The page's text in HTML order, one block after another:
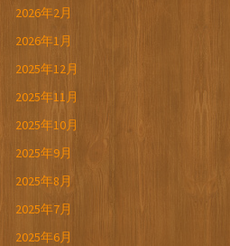
2026年2月
2026年1月
2025年12月
2025年11月
2025年10月
2025年9月
2025年8月
2025年7月
2025年6月